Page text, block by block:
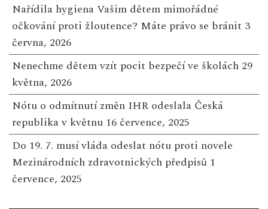
Nařídila hygiena Vašim dětem mimořádné
očkování proti žloutence? Máte právo se bránit 3
června, 2026
Nenechme dětem vzít pocit bezpečí ve školách 29
května, 2026
Nótu o odmítnutí změn IHR odeslala Česká
republika v květnu 16 července, 2025
Do 19. 7. musí vláda odeslat nótu proti novele
Mezinárodních zdravotnických předpisů 1
července, 2025